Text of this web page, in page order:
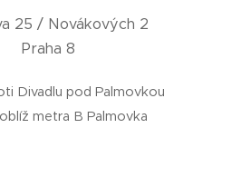
25 / Novákových 2
Praha 8
Divadlu pod Palmovkou
metra B Palmovka